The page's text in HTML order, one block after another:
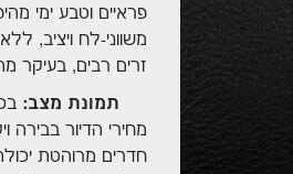
משווני-לח ויציב,
זרים רבים, בעיקר
תמונת מצב: